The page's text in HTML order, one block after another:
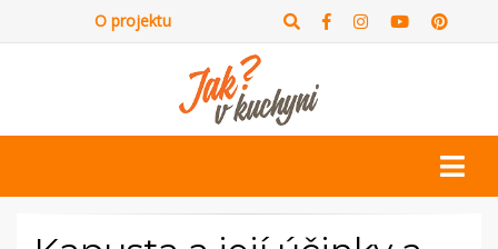
O projektu